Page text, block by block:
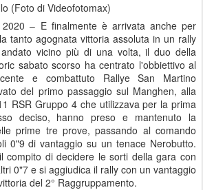
(Foto di Videofotomax)
– E finalmente è arrivata anche per
tanto agognata vittoria assoluta in un rally
vicino più di una volta, il duo della
sabato scorso ha centrato l'obbiettivo al
e combattuto Rallye San Martino
del primo passaggio sul Manghen, alla
RSR Gruppo 4 che utilizzava per la prima
deciso, hanno preso e mantenuto la
prime tre prove, passando al comando
0"9 di vantaggio su un tenace Nerobutto.
compito di decidere le sorti della gara con
0"7 e si aggiudica il rally con un vantaggio
del 2° Raggruppamento.